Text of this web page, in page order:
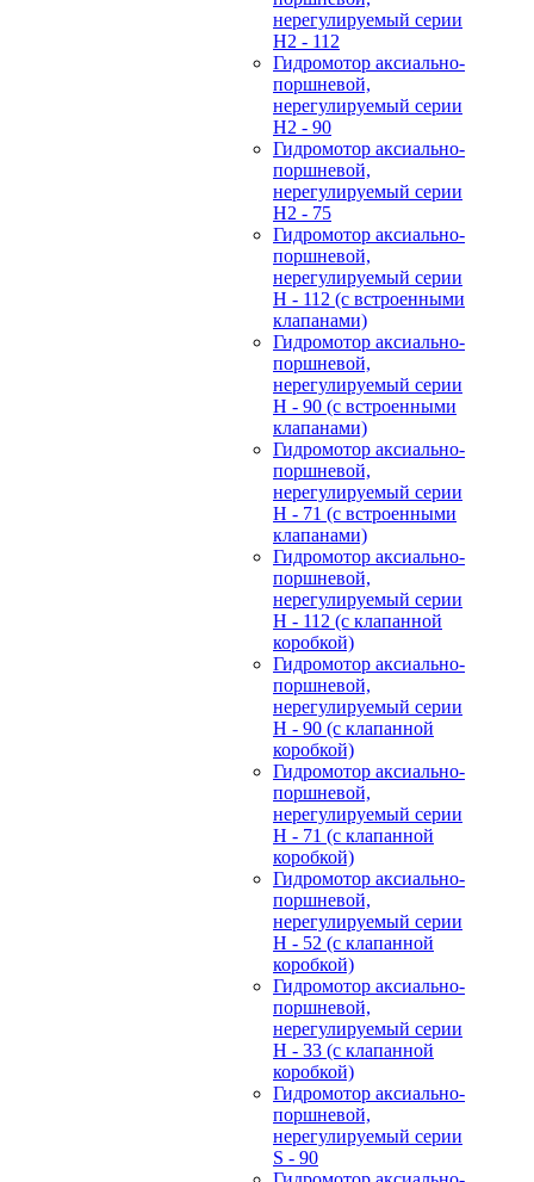
нерегулируемый cерии
H2 - 112
Гидромотор аксиально-
поршневой,
нерегулируемый cерии
H2 - 90
Гидромотор аксиально-
поршневой,
нерегулируемый cерии
H2 - 75
Гидромотор аксиально-
поршневой,
нерегулируемый cерии
H - 112 (с встроенными
клапанами)
Гидромотор аксиально-
поршневой,
нерегулируемый cерии
H - 90 (с встроенными
клапанами)
Гидромотор аксиально-
поршневой,
нерегулируемый cерии
H - 71 (с встроенными
клапанами)
Гидромотор аксиально-
поршневой,
нерегулируемый cерии
H - 112 (с клапанной
коробкой)
Гидромотор аксиально-
поршневой,
нерегулируемый cерии
H - 90 (с клапанной
коробкой)
Гидромотор аксиально-
поршневой,
нерегулируемый cерии
H - 71 (с клапанной
коробкой)
Гидромотор аксиально-
поршневой,
нерегулируемый cерии
H - 52 (с клапанной
коробкой)
Гидромотор аксиально-
поршневой,
нерегулируемый cерии
H - 33 (с клапанной
коробкой)
Гидромотор аксиально-
поршневой,
нерегулируемый cерии
S - 90